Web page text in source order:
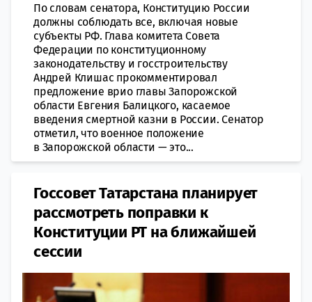
По словам сенатора, Конституцию России
должны соблюдать все, включая новые
субъекты РФ. Глава комитета Совета
Федерации по конституционному
законодательству и госстроительству
Андрей Клишас прокомментировал
предложение врио главы Запорожской
области Евгения Балицкого, касаемое
введения смертной казни в России. Сенатор
отметил, что военное положение
в Запорожской области — это...
​Госсовет Татарстана планирует
рассмотреть поправки к
Конституции РТ на ближайшей
сессии